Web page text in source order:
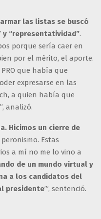
las listas se buscó
y “representatividad”.
porque sería caer en
por el mérito, el aporte.
que había que
expresarse en las
a quien había que
analizó.
Hicimos un cierre de
Estas
a mí no me lo vino a
de un mundo virtual y
a los candidatos del
presidente’”, sentenció.